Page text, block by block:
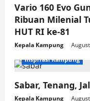
Vario 160 Evo
Ribuan Milenial
HUT RI ke-81
Kepala Kampung
Inspirasi Kampung
Sabar, Tenang,
Kepala Kampung